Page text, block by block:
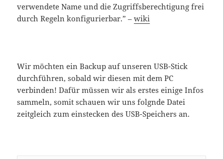
verwendete Name und die Zugriffsberechtigung frei
durch Regeln konfigurierbar.” –wiki
Wir möchten ein Backup auf unseren USB-Stick
durchführen, sobald wir diesen mit dem PC
verbinden! Dafür müssen wir als erstes einige Infos
sammeln, somit schauen wir uns folgnde Datei
zeitgleich zum einstecken des USB-Speichers an.